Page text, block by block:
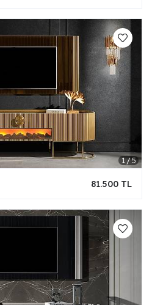
81.500 TL